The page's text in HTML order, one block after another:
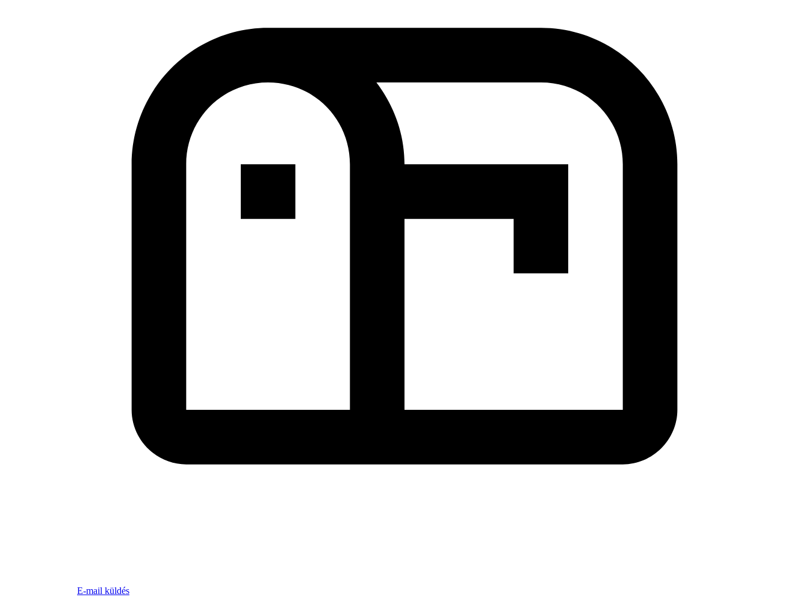
E-mail küldés